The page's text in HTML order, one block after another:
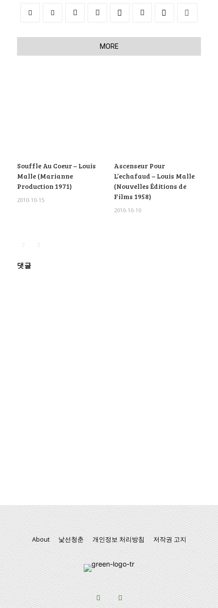
MORE
Souffle Au Coeur – Louis
Malle (Marianne
Production 1971)
2010-10-15
Ascenseur Pour
L’echafaud – Louis Malle
(Nouvelles Éditions de
Films 1958)
2010-10-10
댓글
About 낯선청춘 개인정보 처리방침 저작권 고지